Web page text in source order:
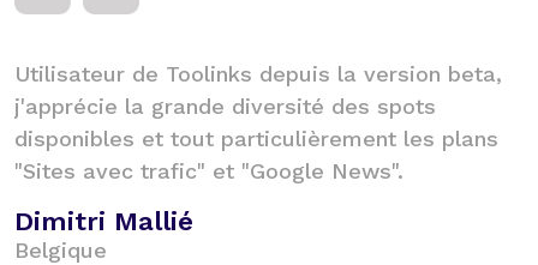
Toolinks est un superbe outil pour les
personnes qui ont un petit budget netlinking. Il
y a de très bons sites sur la plateforme. Je
recommande !
Simon Armatol
France